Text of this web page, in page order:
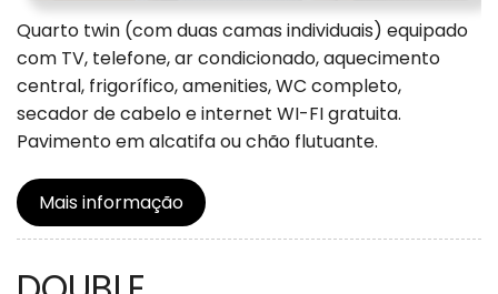
Quarto twin (com duas camas individuais) equipado
com TV, telefone, ar condicionado, aquecimento
central, frigorífico, amenities, WC completo,
secador de cabelo e internet WI-FI gratuita.
Pavimento em alcatifa ou chão flutuante.
Mais informação
DOUBLE